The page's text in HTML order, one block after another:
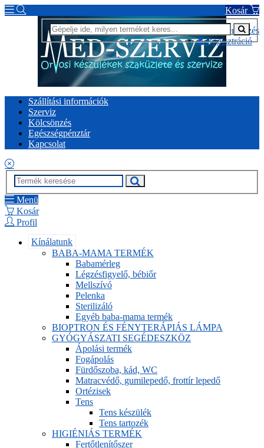
Kosár
Bejelentkezés
Regisztráció
Szállítási információk
Szerviz
Kölcsönzés
Egészségpénztár
Kapcsolat
Menü
Kosár
Profil
Kínálatunk
BABA-MAMA TERMÉK
Babamérleg
Légzésfigyelő, bébiőr
Mellszívó
Pelenka
Sterilizáló
Egyéb baba-mama termék
BIOPTRON ÉS FÉNYTERÁPIÁS LÁMPA
GYÓGYÁSZATI SEGÉDESZKÖZ
Ápolási termék
Fogápolás
Fürdőszoba, kád, WC
Matracvédő, gumilepedő, frottír lepedő
Ortézisek
Tens
Tens készülék
Tens tartozék
HIGIÉNIÁS TERMÉK
Fertőtlenítőszer